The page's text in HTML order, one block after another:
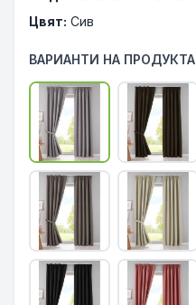
Цвят: Сив
ВАРИАНТИ НА ПРОДУКТА